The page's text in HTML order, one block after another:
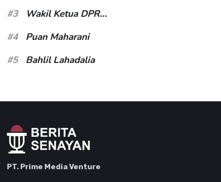
#3
Wakil Ketua DPR...
#4
Puan Maharani
#5
Bahlil Lahadalia
PT. Prime Media Venture